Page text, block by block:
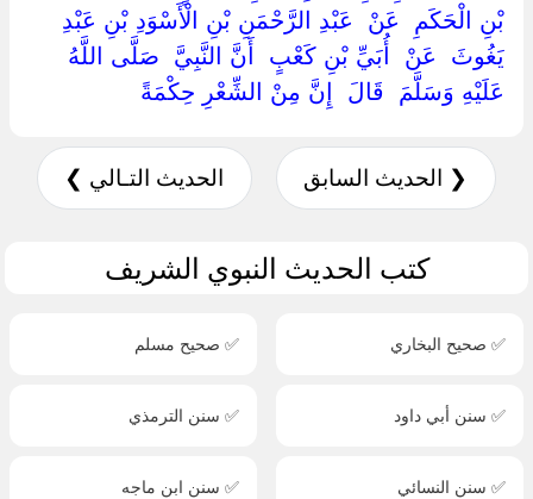
بْنِ الْحَكَمِ ‏ ‏عَنْ ‏ ‏عَبْدِ الرَّحْمَنِ بْنِ الْأَسْوَدِ بْنِ عَبْدِ
يَغُوثَ ‏ ‏عَنْ ‏ ‏أُبَيِّ بْنِ كَعْبٍ ‏ ‏أَنَّ النَّبِيَّ ‏ ‏صَلَّى اللَّهُ
عَلَيْهِ وَسَلَّمَ ‏ ‏قَالَ ‏ ‏إِنَّ مِنْ الشِّعْرِ حِكْمَةً ‏
❮ الحديث السابق الحديث التـالي ❯
كتب الحديث النبوي الشريف
✅ صحيح البخاري ✅ صحيح مسلم
✅ سنن أبي داود ✅ سنن الترمذي
✅ سنن النسائي ✅ سنن ابن ماجه